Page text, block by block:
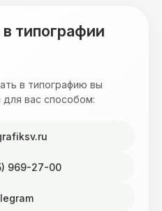
в типографии
в типографию вы
вас способом:
969-27-00